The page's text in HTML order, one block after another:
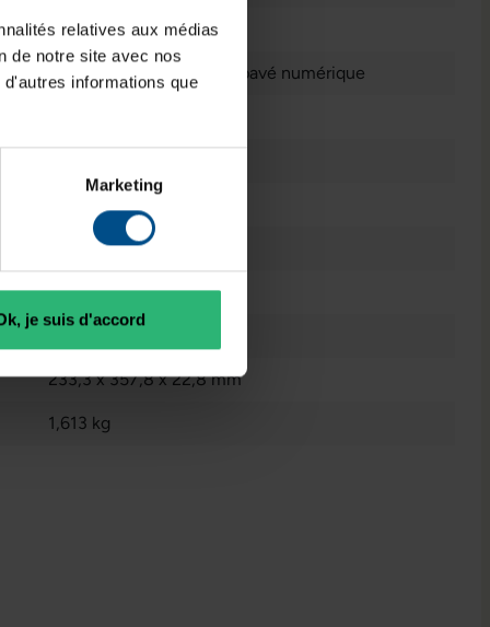
relatives aux médias
de notre site avec nos
informations que
Marketing
je suis d'accord
1920 x 1080 FHD
Anglais (QWERTY) avec pavé numérique
2023
233,3 x 357,8 x 22,8 mm
1,613 kg